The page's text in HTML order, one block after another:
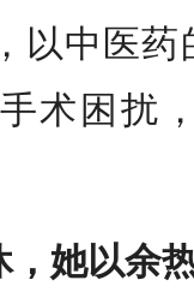
以中医
术困扰
，她以余